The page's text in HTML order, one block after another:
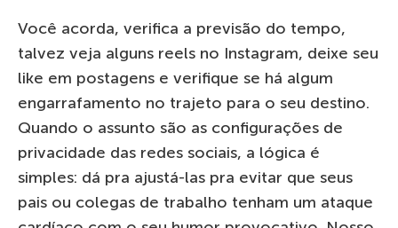
Você acorda, verifica a previsão do tempo,
talvez veja alguns reels no Instagram, deixe seu
like em postagens e verifique se há algum
engarrafamento no trajeto para o seu destino.
Quando o assunto são as configurações de
privacidade das redes sociais, a lógica é
simples: dá pra ajustá-las pra evitar que seus
pais ou colegas de trabalho tenham um ataque